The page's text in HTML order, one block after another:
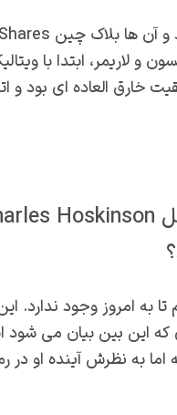
لاریمر، ابتدا با
خارق العاده ای بود و
به امروز وجود ندارد.
این بین بیان می شود
به نظرش آینده او در